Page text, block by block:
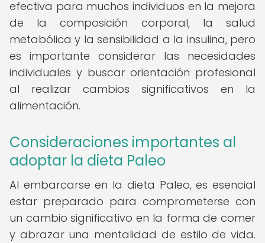
efectiva para muchos individuos en la mejora
de la composición corporal, la salud
metabólica y la sensibilidad a la insulina, pero
es importante considerar las necesidades
individuales y buscar orientación profesional
al realizar cambios significativos en la
alimentación.
Consideraciones importantes al
adoptar la dieta Paleo
Al embarcarse en la dieta Paleo, es esencial
estar preparado para comprometerse con
un cambio significativo en la forma de comer
y abrazar una mentalidad de estilo de vida.